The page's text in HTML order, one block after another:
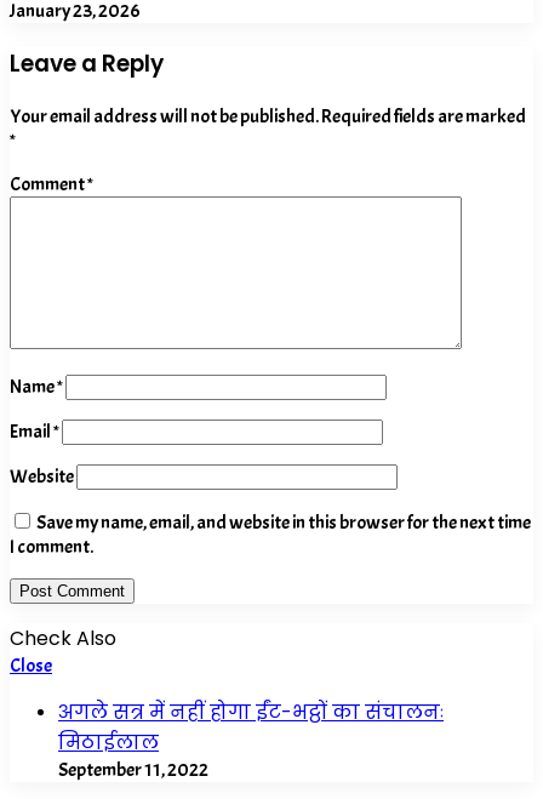
January 23, 2026
Leave a Reply
Your email address will not be published.Required fields are marked
*
Comment*
Name*
Email*
Website
Save my name, email, and website in this browser for the next time
I comment.
Check Also
Close
अगले सत्र में नहीं होगा ईंट-भट्ठों का संचालनः
मिठाईलाल
September 11, 2022